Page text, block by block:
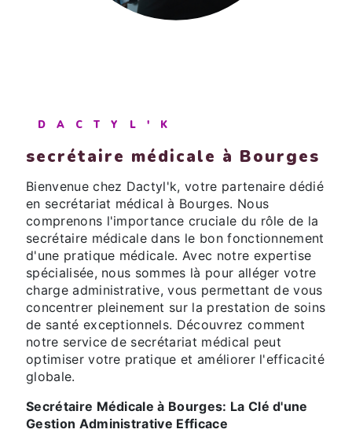
DACTYL'K
secrétaire médicale à Bourges
Bienvenue chez Dactyl'k, votre partenaire dédié
en secrétariat médical à Bourges. Nous
comprenons l'importance cruciale du rôle de la
secrétaire médicale dans le bon fonctionnement
d'une pratique médicale. Avec notre expertise
spécialisée, nous sommes là pour alléger votre
charge administrative, vous permettant de vous
concentrer pleinement sur la prestation de soins
de santé exceptionnels. Découvrez comment
notre service de secrétariat médical peut
optimiser votre pratique et améliorer l'efficacité
globale.
Secrétaire Médicale à Bourges: La Clé d'une
Gestion Administrative Efficace